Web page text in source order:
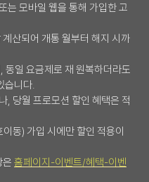
는 모바일 웹을 통해 가입한 고
산되어 개통 월부터 해지 시까
동일 요금제로 재 원복하더라도
습니다.
, 당월 프로모션 할인 혜택은 적
동) 가입 시에만 할인 적용이
은 홈페이지-이벤트/혜택-이벤